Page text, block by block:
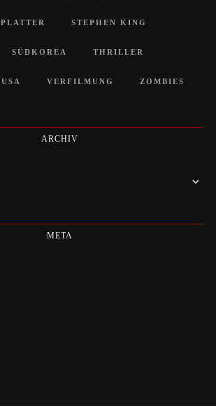
STEPHEN KING
SÜDKOREA THRILLER
USA VERFILMUNG ZOMBIES
ARCHIV
META